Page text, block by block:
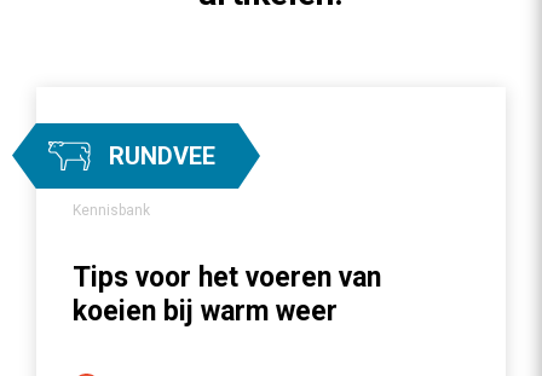
RUNDVEE
Kennisbank
Tips voor het voeren van
koeien bij warm weer